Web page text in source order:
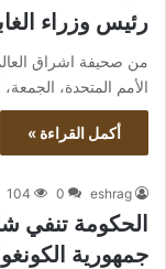
رئيس وزراء
الأمم المتحدة،
أكمل القراءة »
eshrag
0
104
الحكومة تنفي
جمهورية